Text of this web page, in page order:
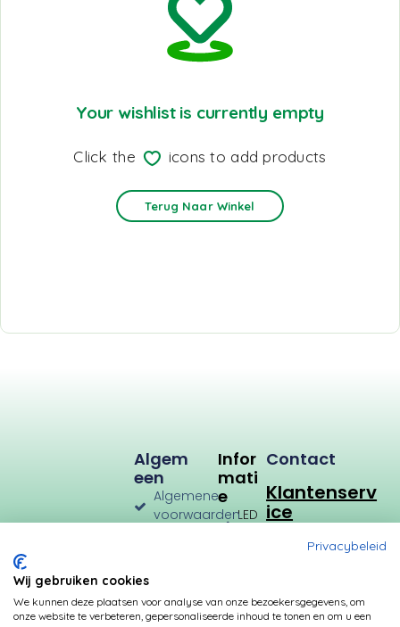
Your wishlist is currently empty
Click the icons to add products
Terug Naar Winkel
Infor
Mati
E
LED
Verbruik
Algem
Een
Algemene
voorwaarden
Privacybeleid
Contact
Klantenserv
ice
Privacybeleid
Wij gebruiken cookies
We kunnen deze plaatsen voor analyse van onze bezoekersgegevens, om
onze website te verbeteren, gepersonaliseerde inhoud te tonen en om u een